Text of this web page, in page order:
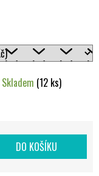
Skladem (12 ks)
DO KOŠÍKU